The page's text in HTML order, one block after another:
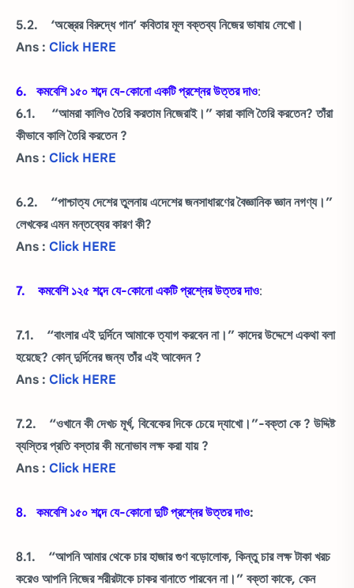
5.2. ‘অস্ত্রের বিরুদ্ধে গান’ কবিতার মূল বক্তব্য নিজের ভাষায় লেখো।
Ans : Click HERE
6. কমবেশি ১৫০ শব্দে যে-কোনো একটি প্রশ্নের উত্তর দাও:
6.1. “আমরা কালিও তৈরি করতাম নিজেরাই।” কারা কালি তৈরি করতেন? তাঁরা
কীভাবে কালি তৈরি করতেন ?
Ans : Click HERE
6.2. “পাশ্চাত্য দেশের তুলনায় এদেশের জনসাধারণের বৈজ্ঞানিক জ্ঞান নগণ্য।”
লেখকের এমন মন্তব্যের কারণ কী?
Ans : Click HERE
7. কমবেশি ১২৫ শব্দে যে-কোনো একটি প্রশ্নের উত্তর দাও:
7.1. “বাংলার এই দুর্দিনে আমাকে ত্যাগ করবেন না।” কাদের উদ্দেশে একথা বলা
হয়েছে? কোন্ দুর্দিনের জন্য তাঁর এই আবেদন ?
Ans : Click HERE
7.2. “ওখানে কী দেখচ মূর্খ, বিবেকের দিকে চেয়ে দ্যাখো।”-বক্তা কে ? উদ্দিষ্ট
ব্যস্তির প্রতি বস্তার কী মনোভাব লক্ষ করা যায় ?
Ans : Click HERE
8. কমবেশি ১৫০ শব্দে যে-কোনো দুটি প্রশ্নের উত্তর দাও:
8.1. “আপনি আমার থেকে চার হাজার গুণ বড়োলোক, কিন্তু চার লক্ষ টাকা খরচ
করেও আপনি নিজের শরীরটাকে চাকর বানাতে পারবেন না।” বক্তা কাকে, কেন